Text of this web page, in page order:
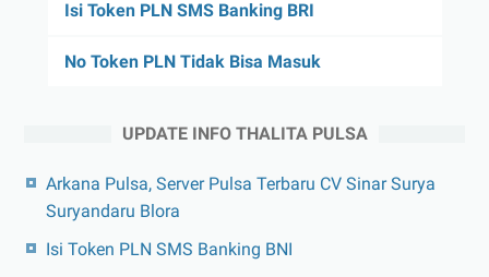
Isi Token PLN SMS Banking BRI
No Token PLN Tidak Bisa Masuk
UPDATE INFO THALITA PULSA
Arkana Pulsa, Server Pulsa Terbaru CV Sinar Surya
Suryandaru Blora
Isi Token PLN SMS Banking BNI